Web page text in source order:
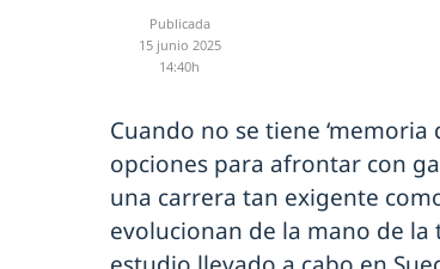
Publicada
15 junio 2025
14:40h
Cuando no se tiene
opciones para afrontar con
una carrera tan exigente
evolucionan de la mano de